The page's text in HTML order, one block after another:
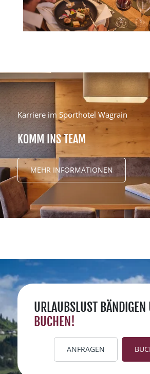
Karriere im Sporthotel Wagrain
KOMM INS TEAM
MEHR INFORMATIONEN
URLAUBSLUST BÄNDIGEN
BUCHEN!
ANFRAGEN